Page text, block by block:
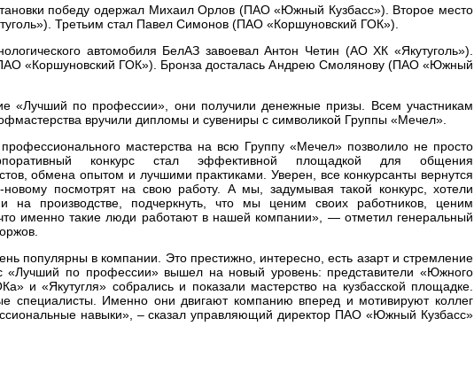
победу одержал Михаил Орлов (ПАО «Южный Кузбасс»). Второе место
Третьим стал Павел Симонов (ПАО «Коршуновский ГОК»).
автомобиля БелАЗ завоевал Антон Четин (АО ХК «Якутуголь»).
«Коршуновский ГОК»). Бронза досталась Андрею Смолянову (ПАО «Южный
«Лучший по профессии», они получили денежные призы. Всем участникам
вручили дипломы и сувениры с символикой Группы «Мечел».
мастерства на всю Группу «Мечел» позволило не просто
конкурс стал эффективной площадкой для общения
обмена опытом и лучшими практиками. Уверен, все конкурсанты вернутся
посмотрят на свою работу. А мы, задумывая такой конкурс, хотели
на производстве, подчеркнуть, что мы ценим своих работников, ценим
именно такие люди работают в нашей компании», — отметил генеральный
популярны в компании. Это престижно, интересно, есть азарт и стремление
«Лучший по профессии» вышел на новый уровень: представители «Южного
и «Якутугля» собрались и показали мастерство на кузбасской площадке.
специалисты. Именно они двигают компанию вперед и мотивируют коллег
навыки», – сказал управляющий директор ПАО «Южный Кузбасс»